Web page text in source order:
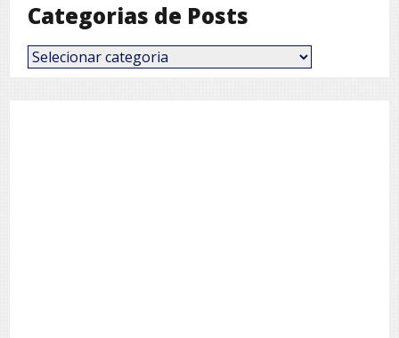
Categorias de Posts
Categorias
de